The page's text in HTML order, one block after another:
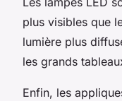
plus visibles que
lumière plus
les grands
Enfin, les